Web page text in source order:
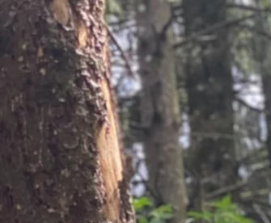
CONTACT DEVIS GRATUIT – 06 16